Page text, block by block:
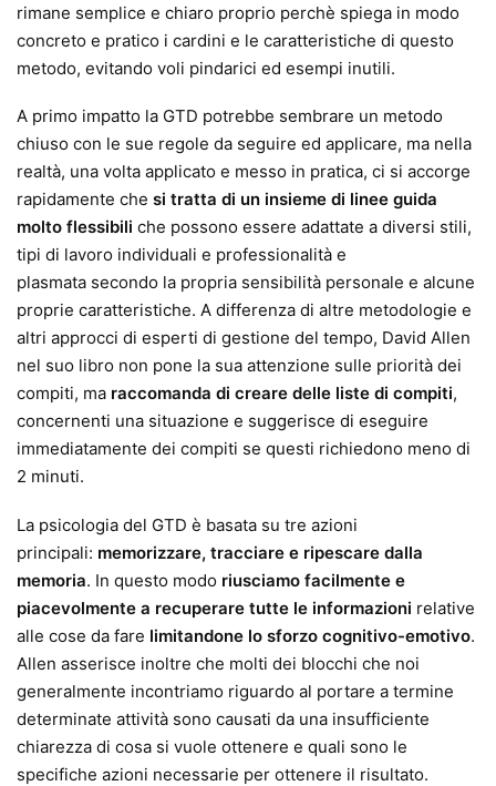
rimane semplice e chiaro proprio perchè spiega in modo
concreto e pratico i cardini e le caratteristiche di questo
metodo, evitando voli pindarici ed esempi inutili.
A primo impatto la GTD potrebbe sembrare un metodo
chiuso con le sue regole da seguire ed applicare, ma nella
realtà, una volta applicato e messo in pratica, ci si accorge
rapidamente che si tratta di un insieme di linee guida
molto flessibili che possono essere adattate a diversi stili,
tipi di lavoro individuali e professionalità e
plasmata secondo la propria sensibilità personale e alcune
proprie caratteristiche. A differenza di altre metodologie e
altri approcci di esperti di gestione del tempo, David Allen
nel suo libro non pone la sua attenzione sulle priorità dei
compiti, ma raccomanda di creare delle liste di compiti,
concernenti una situazione e suggerisce di eseguire
immediatamente dei compiti se questi richiedono meno di
2 minuti.
La psicologia del GTD è basata su tre azioni
principali: memorizzare, tracciare e ripescare dalla
memoria. In questo modo riusciamo facilmente e
piacevolmente a recuperare tutte le informazioni relative
alle cose da fare limitandone lo sforzo cognitivo-emotivo.
Allen asserisce inoltre che molti dei blocchi che noi
generalmente incontriamo riguardo al portare a termine
determinate attività sono causati da una insufficiente
chiarezza di cosa si vuole ottenere e quali sono le
specifiche azioni necessarie per ottenere il risultato.